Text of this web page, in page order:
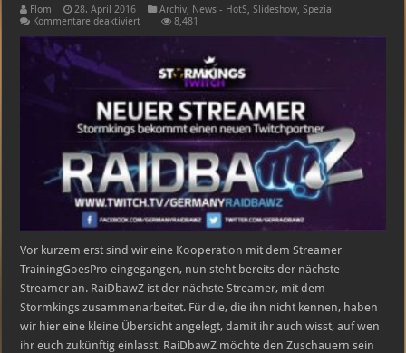
Flom 28. April 2016 Archiv, News - HotS,Slideshow,Spezial
Kommentare deaktiviertfür
Twitch-
Partner
von
Stormkings
8,481
Vor kurzem erst sind wir eine Kooperation mit dem Streamer
TrainingGoesPro eingegangen, nun steht bereits der nächste
Streamer an. RaiDbawZ ist der nächste Streamer, mit dem
Stormkings zusammenarbeitet. Für die, die ihn nicht kennen, haben
wir hier eine kleine Übersicht angelegt, damit ihr auch wisst, auf wen
ihr euch zukünftig einlasst. RaiDbawZ möchte den Zuschauern sein